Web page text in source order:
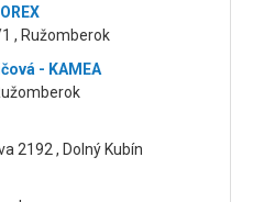
, Ružomberok
- KAMEA
2192 , Dolný Kubín